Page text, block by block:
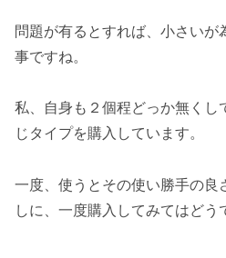
問題が有るとすれば、小さいが
事ですね。
私、自身も２個程どっか無くし
じタイプを購入しています。
一度、使うとその使い勝手の良
しに、一度購入してみてはどう